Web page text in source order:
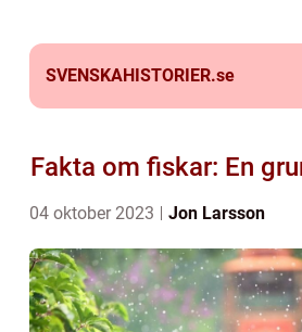
SVENSKAHISTORIER.se
Fakta om fiskar: En
04 oktober 2023 Jon Larsson